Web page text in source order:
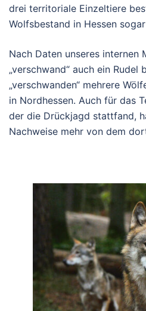
drei territoriale Einzeltiere
Wolfsbestand in Hessen
Nach Daten unseres internen
„verschwand“ auch ein Rudel
„verschwanden“ mehrere
in Nordhessen. Auch für das
der die Drückjagd stattfand,
Nachweise mehr von dem